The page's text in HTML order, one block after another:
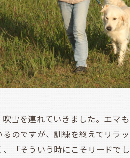
雪を連れていきました。エマも
のですが、訓練を終えてリラ
「そういう時にこそリードで